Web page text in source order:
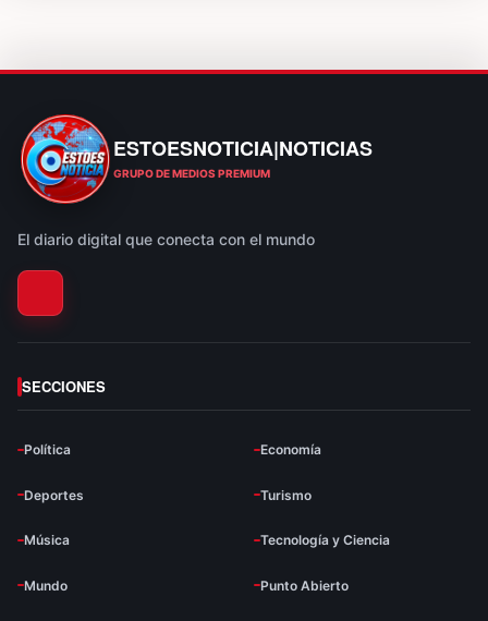
ESTOESNOTICIA|NOTICIAS
ESTOESNOTICIA|NOTICIAS
GRUPO DE MEDIOS PREMIUM
El diario digital que conecta con el mundo
SECCIONES
Política Economía
Deportes Turismo
Música Tecnología y Ciencia
Mundo Punto Abierto